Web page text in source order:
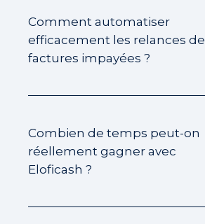
Comment automatiser
efficacement les relances de
factures impayées ?
Combien de temps peut-on
réellement gagner avec
Eloficash ?